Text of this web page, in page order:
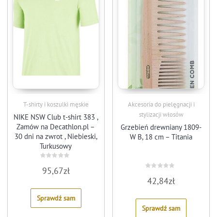
T-shirty i koszulki męskie
NIKE NSW Club t-shirt 383 ,
Zamów na Decathlon.pl –
30 dni na zwrot , Niebieski,
Turkusowy
0
out
5
95,67zł
Sprawdź sam
Akcesoria do pielęgnacji i
stylizacji włosów
Grzebień drewniany 1809-
W B, 18 cm – Titania
0
out
5
42,84zł
Sprawdź sam